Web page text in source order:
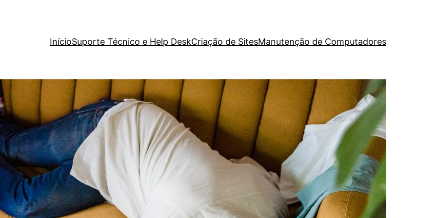
InícioSuporte Técnico e Help DeskCriação de SitesManutenção de Computadores